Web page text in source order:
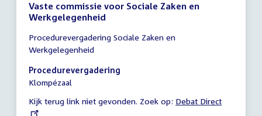
Vaste commissie voor Sociale Zaken en
Werkgelegenheid
vergadering
16:30
-
17:30
Procedurevergadering Sociale Zaken en
Werkgelegenheid
Procedurevergadering
Klompézaal
Kijk terug link niet gevonden. Zoek op: External
Debat Direct